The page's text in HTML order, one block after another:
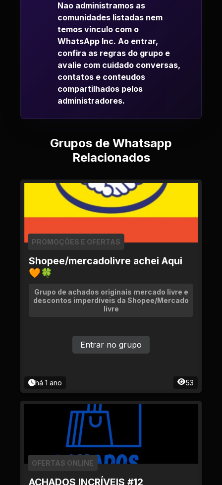
Nao administramos as
comunidades listadas nem
temos vinculo com o
WhatsApp Inc. Ao entrar,
confira as regras do grupo e
avalie com cuidado conversas,
contatos e conteudos
compartilhados pelos
administradores.
Grupos de Whatsapp
Relacionados
Shopee/mercadolivre achei Aqui
🧡🍀
PROMOÇÕES E OFERTAS
Grupo de achados originais mercado livre e
descontos imperdíveis da Shopee/Mercado
livre
há 1 ano 53
Entrar no grupo
ACHADOS INCRÍVEIS #12
OFERTAS ONLINE